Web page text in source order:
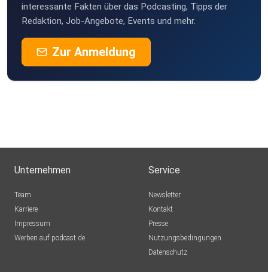
interessante Fakten über das Podcasting, Tipps der
Redaktion, Job-Angebote, Events und mehr.
Zur Anmeldung
Unternehmen
Team
Karriere
Impressum
Werben auf podcast.de
Service
Newsletter
Kontakt
Presse
Nutzungsbedingungen
Datenschutz